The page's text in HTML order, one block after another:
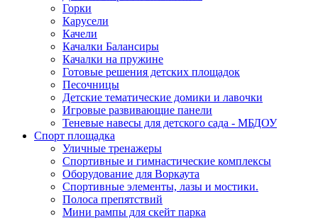
Горки
Карусели
Качели
Качалки Балансиры
Качалки на пружине
Готовые решения детских площадок
Песочницы
Детские тематические домики и лавочки
Игровые развивающие панели
Теневые навесы для детского сада - МБДОУ
Спорт площадка
Уличные тренажеры
Спортивные и гимнастические комплексы
Оборудование для Воркаута
Спортивные элементы, лазы и мостики.
Полоса препятствий
Мини рампы для скейт парка